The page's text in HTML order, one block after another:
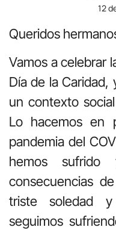
12
Queridos
Vamos a celebrar
Día de la
un contexto
Lo hacemos en
pandemia del
hemos
consecuencias
triste soledad
seguimos